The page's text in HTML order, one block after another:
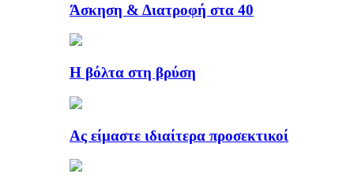
Άσκηση & Διατροφή στα 40
Η βόλτα στη βρύση
Ας είμαστε ιδιαίτερα προσεκτικοί